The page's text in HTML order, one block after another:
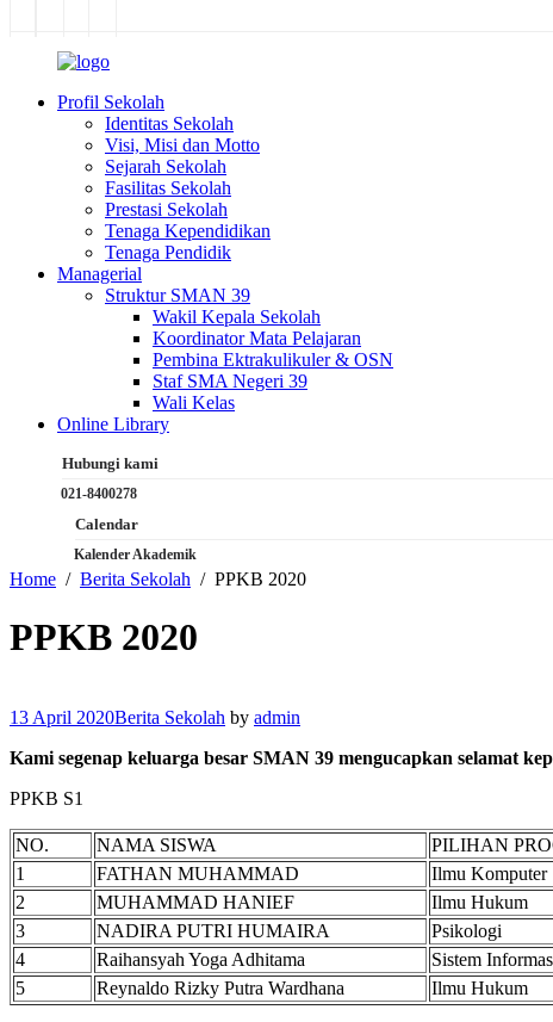
Profil Sekolah
Identitas Sekolah
Visi, Misi dan Motto
Sejarah Sekolah
Fasilitas Sekolah
Prestasi Sekolah
Tenaga Kependidikan
Tenaga Pendidik
Managerial
Struktur SMAN 39
Wakil Kepala Sekolah
Koordinator Mata Pelajaran
Pembina Ektrakulikuler & OSN
Staf SMA Negeri 39
Wali Kelas
Online Library
Hubungi kami
021-8400278
Calendar
Kalender Akademik
Home Berita Sekolah PPKB 2020
PPKB 2020
13 April 2020Berita Sekolah by admin
Kami segenap keluarga besar SMAN 39 mengucapkan selamat
PPKB S1
NO. NAMA SISWA
PILIHAN
1
FATHAN MUHAMMAD
Ilmu Komputer
2
MUHAMMAD HANIEF
Ilmu Hukum
3
NADIRA PUTRI HUMAIRA
Psikologi
4
Raihansyah Yoga Adhitama
Sistem
5
Reynaldo Rizky Putra Wardhana Ilmu Hukum